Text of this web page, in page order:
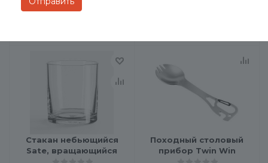
Стакан небьющийся
Sate, вращающийся
Походный столовый
прибор Twin Win